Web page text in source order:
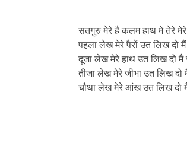
सतगुरु मेरे है कलम हाथ मे तेरे मेरे
पहला लेख मेरे पैरों उत लिख
दूजा लेख मेरे हाथ उत लिख दो
तीजा लेख मेरे जीभा उत लिख
चौथा लेख मेरे आंख उत लिख दो